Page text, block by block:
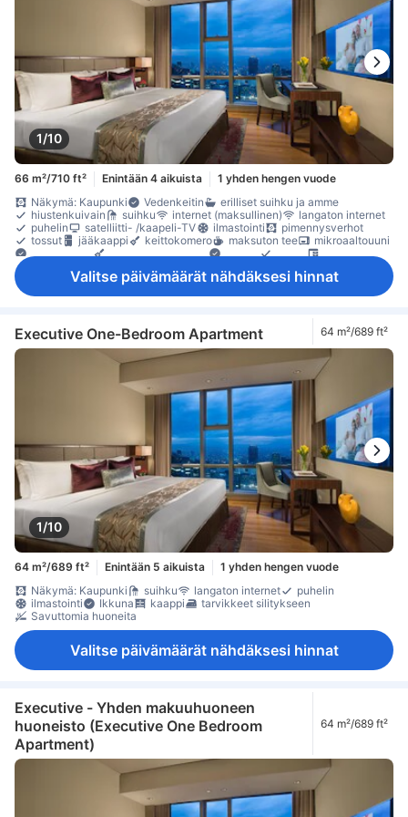
keittokomero
maksuton pikakahvi
mikroaaltouuni Ruokapöytä
tarvikkeet keittiöön
erillinen olohuone
erillinen ruokailualue
Laatta-/marmorilattia
oleskelualue
puu- /parkettilattia
Roskakorit sohva
työpöytä
työskentelytila läppäreille
kaappi kuivausrumpu
naulakko
pesukone
tarvikkeet silitykseen
Vauvansänky (pyynnöstä)
häkäilmaisin
lokero sammutin
savunilmaisin
Savuttomia huoneita
Säädettävä ilmastointi
tallelokero huoneessa
Turvaominaisuudet
1/10
66 m²/710 ft² Enintään 4 aikuista
1 yhden hengen vuode
Näkymä: Kaupunki
Vedenkeitin
erilliset suihku ja amme
hiustenkuivain
suihku internet (maksullinen)
langaton internet
puhelin
satelliitti- /kaapeli-TV ilmastointi
pimennysverhot
tossut
jääkaappi keittokomero maksuton tee
mikroaaltouuni
Savuttomia huoneita
tallelokero huoneessa
Valitse päivämäärät nähdäksesi hinnat
Executive One-Bedroom Apartment 64 m²/689 ft²
1/10
64 m²/689 ft² Enintään 5 aikuista
1 yhden hengen vuode
Näkymä: Kaupunki
suihku langaton internet
puhelin
ilmastointi
Ikkuna kaappi
tarvikkeet silitykseen
Savuttomia huoneita
Valitse päivämäärät nähdäksesi hinnat
Executive - Yhden makuuhuoneen
huoneisto (Executive One Bedroom
Apartment)
64 m²/689 ft²